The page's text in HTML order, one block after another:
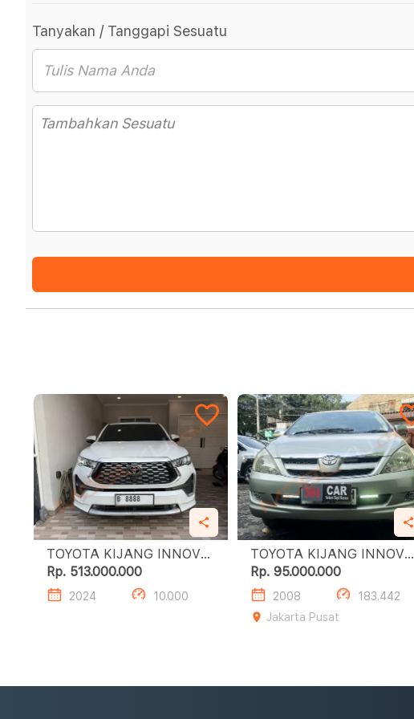
Tanyakan / Tanggapi Sesuatu
TOYOTA KIJANG INNOVA
ZENIX 2.0 Q HV CVT TSS
MODELLISTA
Rp. 513.000.000
2024 10.000
TOYOTA KIJANG INNOVA
E
Rp. 95.000.000
2008
183.442
Jakarta Pusat